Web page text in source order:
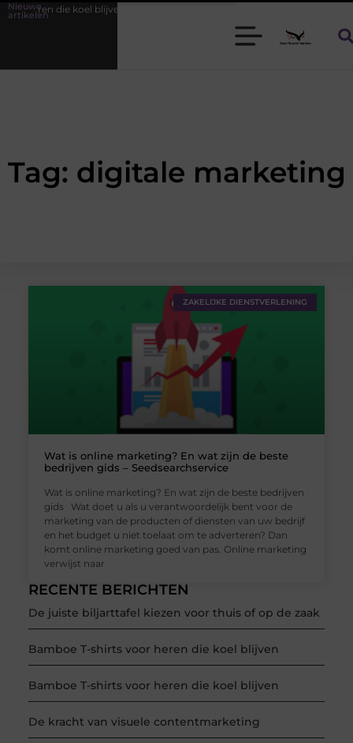
Nieuwe
artikelen
heren die koel blijven
Tag: digitale marketing
RECENTE BERICHTEN
De juiste biljarttafel kiezen voor thuis of op de zaak
Bamboe T-shirts voor heren die koel blijven
Bamboe T-shirts voor heren die koel blijven
De kracht van visuele contentmarketing
ZAKELIJKE DIENSTVERLENING
Wat is online marketing? En wat zijn de beste
bedrijven gids – Seedsearchservice
Wat is online marketing? En wat zijn de beste bedrijven
gids Wat doet u als u verantwoordelijk bent voor de
marketing van de producten of diensten van uw bedrijf
en het budget u niet toelaat om te adverteren? Dan
komt online marketing goed van pas. Online marketing
verwijst naar